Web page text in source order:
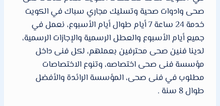
صحى وادوات صحية وتسليك مجاري سباك في الكويت
خدمة 24 ساعة 7 أيام طوال أيام الأسبوع، نعمل في
جميع أيام الأسبوع والعطل الرسمية والإجازات الرسمية،
لدينا فنين صحى محترفين بعملهم، لكل فنى داخل
مؤسسة فنى صحى اختصاصه، وتنوع الاختصاصات
مطلوب في فنى صحى، المؤسسة الرائدة والأفضل
طوال 8 سنة .